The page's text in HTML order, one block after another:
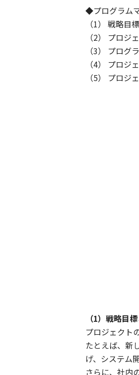
◆プログラム
（1） 戦略目
（2） プロジ
（3） プログ
（4） プロジ
（5） プロジ
（1）戦略
プロジェクト
たとえば、新
げ、システム
さらに、社内